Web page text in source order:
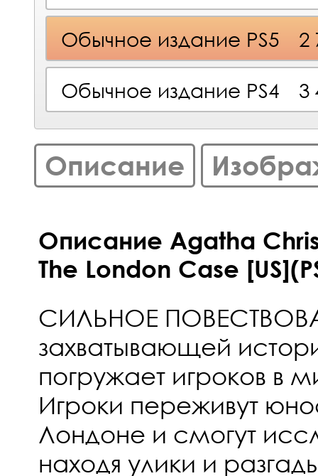
Обычное издание PS5 2
Обычное издание PS4 3
Описание
Описание Agatha
The London Case
СИЛЬНОЕ
захватывающей
погружает игроков в
Игроки переживут
Лондоне и смогут
находя улики и